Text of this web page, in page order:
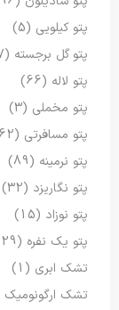
پتو کیلویی (5)
پتو گل برجسته (127)
پتو لاله (66)
پتو مخملی (3)
پتو مسافرتی (162)
پتو نرمینه (89)
پتو نگاریزد (32)
پتو نوزاد (15)
پتو یک نفره (129)
تشک ابری (1)
تشک ارگونومیک